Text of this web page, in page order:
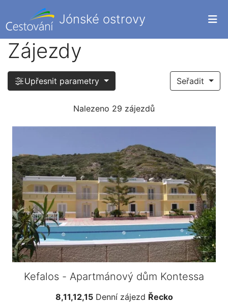
Jónské ostrovy
Zájezdy
Upřesnit parametry Seřadit
Nalezeno 29 zájezdů
Kefalos - Apartmánový dům Kontessa
8,11,12,15Denní zájezd Řecko